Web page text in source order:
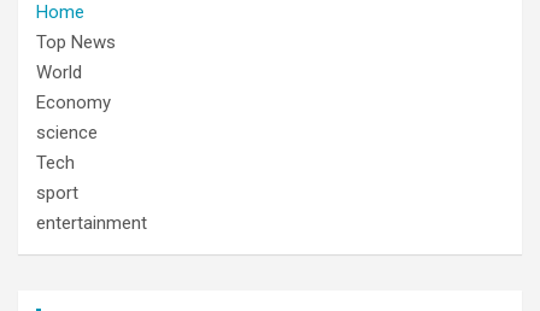
Home
Top News
World
Economy
science
Tech
sport
entertainment